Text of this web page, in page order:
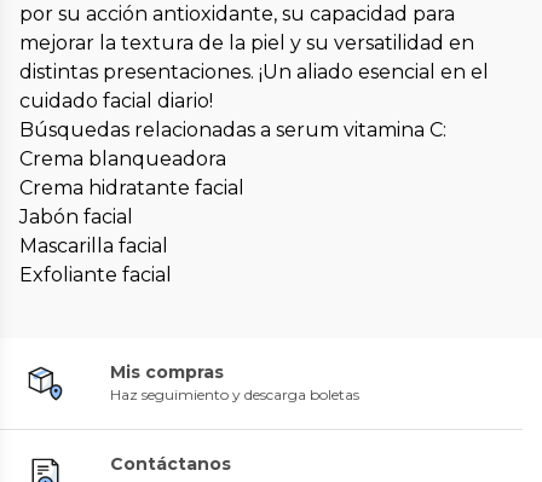
por su acción antioxidante, su capacidad para
mejorar la textura de la piel y su versatilidad en
distintas presentaciones. ¡Un aliado esencial en el
cuidado facial diario!
Búsquedas relacionadas a serum vitamina C:
Crema blanqueadora
Crema hidratante facial
Jabón facial
Mascarilla facial
Exfoliante facial
Mis compras
Haz seguimiento y descarga boletas
Contáctanos